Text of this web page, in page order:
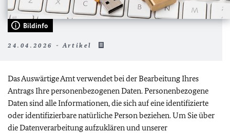
Bildinfo
24.04.2026 - Artikel
Das Auswärtige Amt verwendet bei der Bearbeitung Ihres
Antrags Ihre personenbezogenen Daten. Personenbezogene
Daten sind alle Informationen, die sich auf eine identifizierte
oder identifizierbare natürliche Person beziehen. Um Sie über
die Datenverarbeitung aufzuklären und unserer